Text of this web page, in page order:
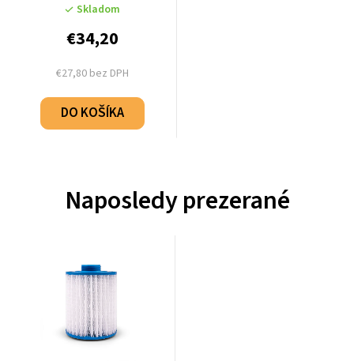
Skladom
€27,80 bez DPH
€34,20
DO KOŠÍKA
Naposledy prezerané